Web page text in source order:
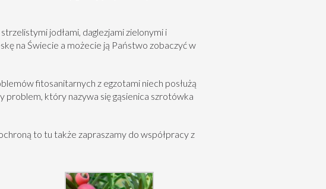
strzelistymijodłami, daglezjami zielonymi i
na Świecie a możecie ją Państwo zobaczyć w
fitosanitarnych z egzotami niech posłużą
który nazywa się gąsienica szrotówka
to tu także zapraszamy do współpracy z